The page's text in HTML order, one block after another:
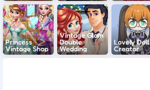
Princess
Vintage Shop
Vintage Glam
Double
Wedding
Lovely Doll
Creator